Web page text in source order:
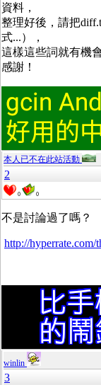
資料，
整理好後，請把
式...），
這樣這些詞就有機
感謝！
本人已不在此站活動
2
0 0
不是討論過了嗎？
http://hyperrate.com/
winlin
3